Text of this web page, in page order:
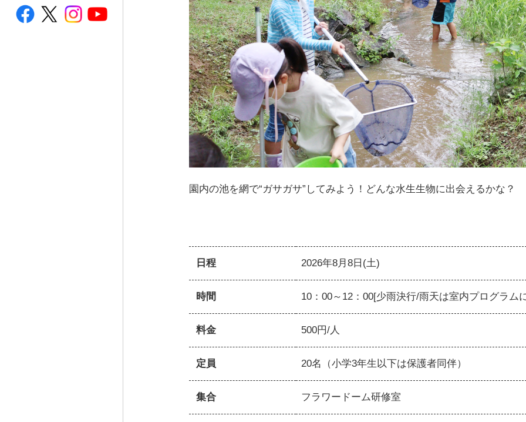
園内の池を網で“ガサガサ”してみよう！どんな水生生物に出会えるかな？
日程 2026年8月8日(土)
時間 10：00～12：00[少雨決行/雨天は室内プログラム
料金 500円/人
定員 20名（小学3年生以下は保護者同伴）
集合 フラワードーム研修室